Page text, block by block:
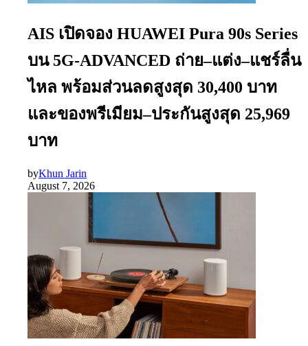
AIS เปิดจอง HUAWEI Pura 90s Series
บน 5G-ADVANCED ถ่าย–แต่ง–แชร์ลื่น
ไหล พร้อมส่วนลดสูงสุด 30,400 บาท
และของพรีเมียม–ประกันสูงสุด 25,969
บาท
byKhun Jarin
August 7, 2026